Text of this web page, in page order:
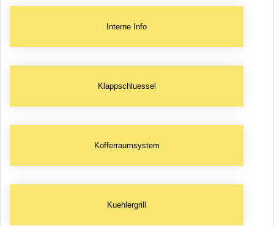
Interne Info
Klappschluessel
Kofferraumsystem
Kuehlergrill